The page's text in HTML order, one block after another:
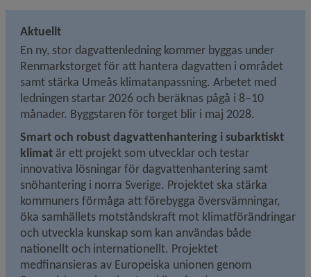
Aktuellt
En ny, stor dagvattenledning kommer byggas under
Renmarkstorget för att hantera dagvatten i området
samt stärka Umeås klimatanpassning. Arbetet med
ledningen startar 2026 och beräknas pågå i 8–10
månader. Byggstaren för torget blir i maj 2028.
Smart och robust dagvattenhantering i subarktiskt
klimat är ett projekt som utvecklar och testar
innovativa lösningar för dagvattenhantering samt
snöhantering i norra Sverige. Projektet ska stärka
kommuners förmåga att förebygga översvämningar,
öka samhällets motståndskraft mot klimatförändringar
och utveckla kunskap som kan användas både
nationellt och internationellt. Projektet
medfinansieras av Europeiska unionen genom